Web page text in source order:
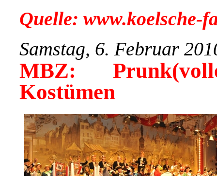
Quelle: www.koelsche-
Samstag, 6. Februar
MBZ:
Kostümen